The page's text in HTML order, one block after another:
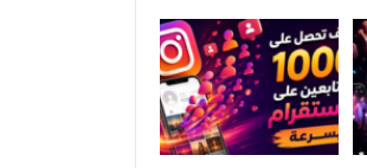
مستخدمي الأندرويد